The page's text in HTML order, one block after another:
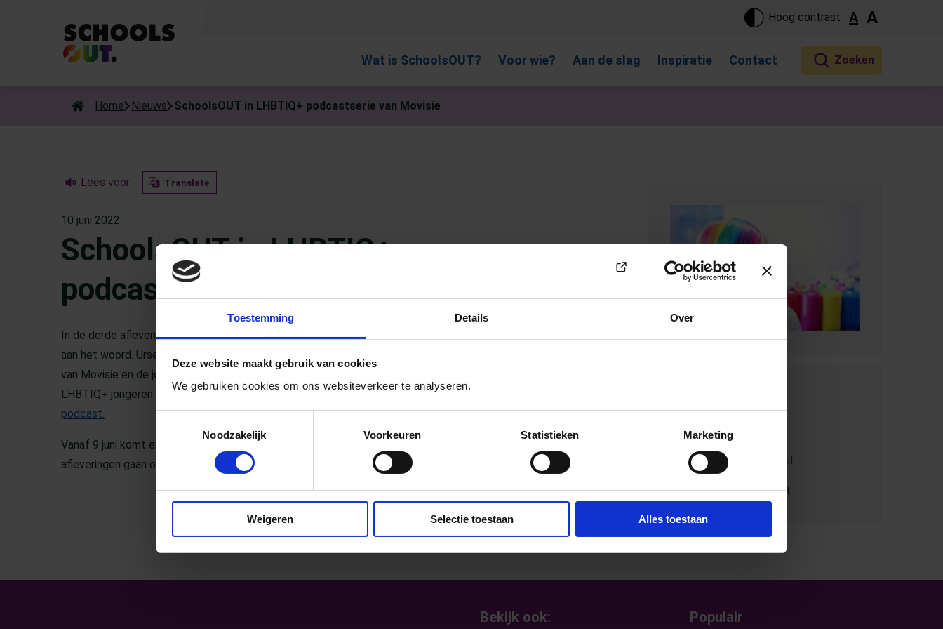
Toestemming Details Over
Deze website maakt gebruik van cookies
We gebruiken cookies om ons websiteverkeer te analyseren.
Noodzakelijk
Voorkeuren Statistieken Marketing
Weigeren Selectie toestaan Alles toestaan
Hoog contrast A A
Wat is SchoolsOUT? Voor wie? Aan de slag Inspiratie Contact
Als de resultaten voor automatisch aanvullen beschikbaar zijn, gebruik de pijlen om omhoog en omlaag te gaan naar de gewenste pagina. Touch-apparaat gebruikers, bewegen door aanraking
Home Nieuws SchoolsOUT in LHBTIQ+ podcastserie van Movisie
Lees voor Translate
10 juni 2022
SchoolsOUT in LHBTIQ+
podcastserie van Movisie
In de derde aflevering van een podcastreeks over Regenbooggemeenten hoor je SchoolsOUT
aan het woord. Ursela van Dijk gaat dan in gesprek met Simon Timmerman en Niels van Kleef
van Movisie en de jongeren Dagmar en Rozanne van de Rainbow Academy over aandacht voor
LHBTIQ+ jongeren. Benieuwd wat ze te vertellen hebben? Luister vanaf 23 juni naar deze
podcast. (Opent in een nieuw tabblad)
Vanaf 9 juni komt er vier weken lang elke donderdag een nieuwe aflevering. De andere
afleveringen gaan over zichtbaarheid, zorg & welzijn en veiligheid.
Stuur ons een e-mail
Bel met Schoolsout
Bekijk ook: Populair